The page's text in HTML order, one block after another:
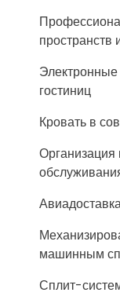
пространств
гостиниц
Кровать в
Организация
машинным
Сплит-